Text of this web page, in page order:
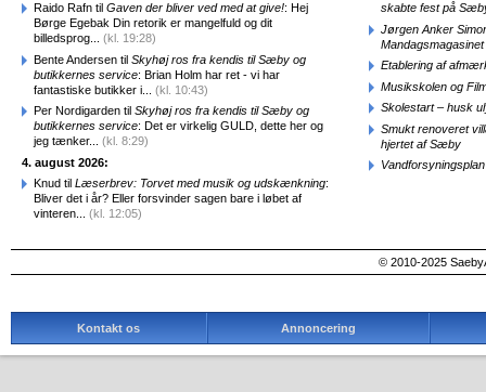
Raido Rafn til Gaven der bliver ved med at give!: Hej
Børge Egebak Din retorik er mangelfuld og dit
billedsprog... (kl. 19:28)
Bente Andersen til Skyhøj ros fra kendis til Sæby og
butikkernes service: Brian Holm har ret - vi har
fantastiske butikker i... (kl. 10:43)
Per Nordigarden til Skyhøj ros fra kendis til Sæby og
butikkernes service: Det er virkelig GULD, dette her og
jeg tænker... (kl. 8:29)
4. august 2026:
Knud til Læserbrev: Torvet med musik og udskænkning:
Bliver det i år? Eller forsvinder sagen bare i løbet af
vinteren... (kl. 12:05)
skabte fest på
Jørgen Anker
Mandagsmagasinet
Etablering af
Musikskolen og
Skolestart – husk
Smukt renoveret
hjertet af Sæby
© 2010-2025
Kontakt os Annoncering